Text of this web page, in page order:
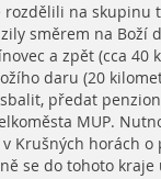
rozdělili na skupinu
směrem na Boží
a zpět (cca 40
daru (20
předat
MUP.
Krušných horách
se do tohoto